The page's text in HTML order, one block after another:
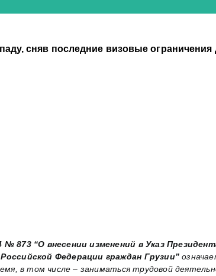
сняв последние визовые ограничения
873 “О внесении изменений в Указ
Федерации граждан Грузии”
в том числе – заниматься трудовой